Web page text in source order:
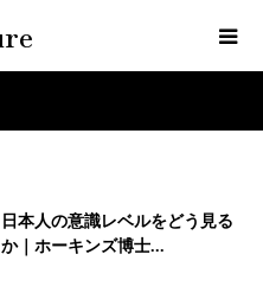
日本人の意識レベルをどう見る
か｜ホーキンズ博士...